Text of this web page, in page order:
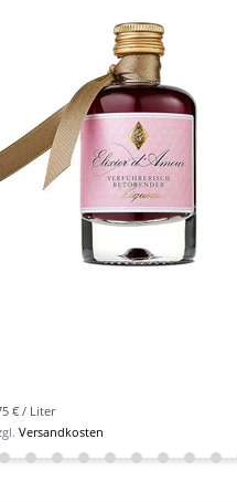
€ / Liter
Versandkosten